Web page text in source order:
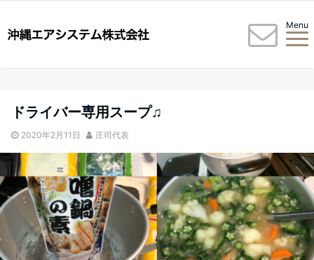
Menu
ドライバー専用スープ♫
2020年2月11日 庄司代表